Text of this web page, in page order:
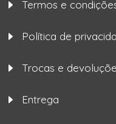
Termos e
Política de
Trocas e
Entrega